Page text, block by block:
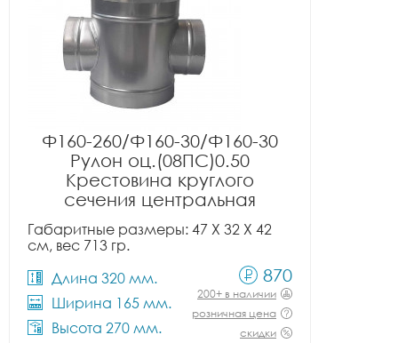
Ф160-260/Ф160-30/Ф160-30
Рулон оц.(08ПС)0.50
Крестовина круглого
сечения центральная
Габаритные размеры: 47 X 32 X 42
см, вес 713 гр.
Длина 320 мм.
Ширина 165 мм.
Высота 270 мм.
870
200+ в наличии
розничная цена
скидки